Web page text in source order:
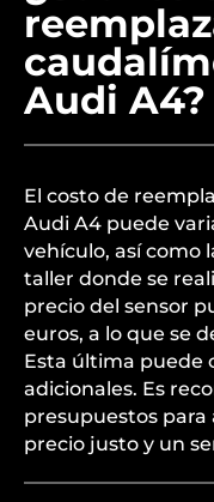
Audi A4?
El costo de
Audi A4 puede
vehículo, así como
taller donde se
precio del sensor
euros, a lo que se
Esta última puede
adicionales. Es
presupuestos para
precio justo y un